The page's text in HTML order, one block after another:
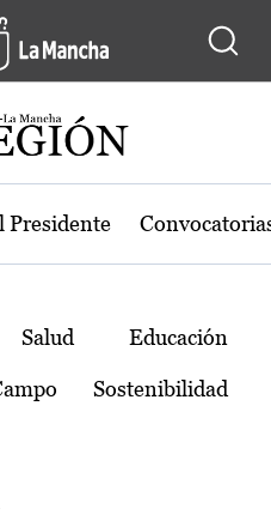
de Castilla-La
Presidente
Salud Educación
Sostenibilidad